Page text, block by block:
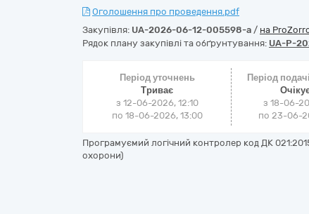
Оголошення про проведення.pdf
Закупівля: UA-2026-06-12-005598-a / на
Рядок плану закупівлі та обґрунтування: UA-P-
Період уточнень
Триває
з 12-06-2026, 12:10
по 18-06-2026, 13:00
Період
з 18-06-
по 23-06-
Програмуємий логічний контролер код ДК
охорони)